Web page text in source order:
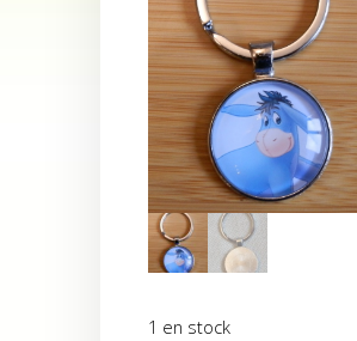
1 en stock